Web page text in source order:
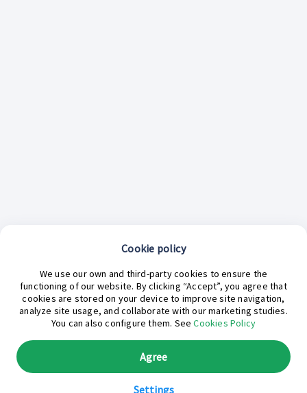
¿En qué podemos ayudarte hoy?
Cookie policy
We use our own and third-party cookies to ensure the
functioning of our website. By clicking “Accept”, you agree that
cookies are stored on your device to improve site navigation,
analyze site usage, and collaborate with our marketing studies.
You can also configure them. SeeCookies Policy
Settings
Agree